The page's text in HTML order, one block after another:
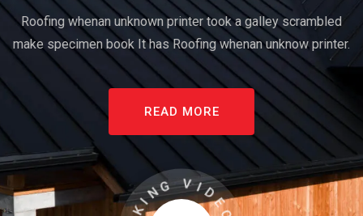
Roofing whenan unknown printer took a galley scrambled
make specimen book It has Roofing whenan unknow printer.
READ MORE